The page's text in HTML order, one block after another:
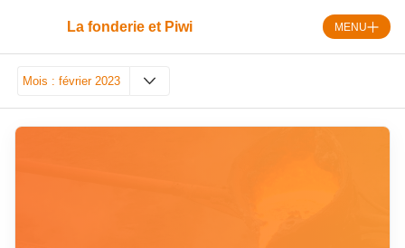
La fonderie et Piwi MENU
Mois : février 2023